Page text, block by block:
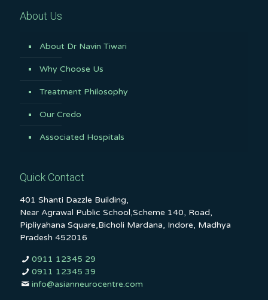
About Us
About Dr Navin Tiwari
Why Choose Us
Treatment Philosophy
Our Credo
Associated Hospitals
Quick Contact
401 Shanti Dazzle Building,
Near Agrawal Public School,Scheme 140, Road,
Pipliyahana Square,Bicholi Mardana, Indore, Madhya
Pradesh 452016
0911 12345 29
0911 12345 39
info@asianneurocentre.com